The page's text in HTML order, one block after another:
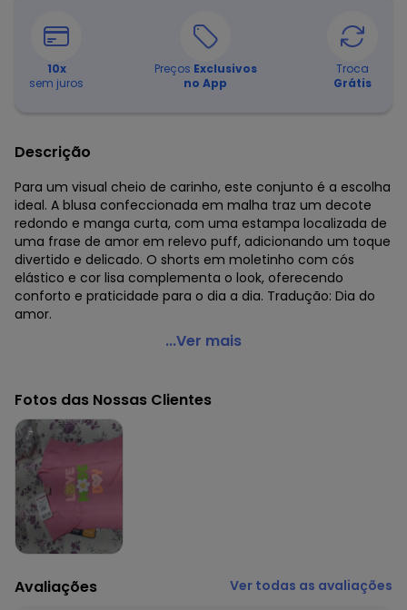
10x
sem juros
Preços Exclusivos
no App
Troca
Grátis
Descrição
Para um visual cheio de carinho, este conjunto é a escolha
ideal. A blusa confeccionada em malha traz um decote
redondo e manga curta, com uma estampa localizada de
uma frase de amor em relevo puff, adicionando um toque
divertido e delicado. O shorts em moletinho com cós
elástico e cor lisa complementa o look, oferecendo
conforto e praticidade para o dia a dia. Tradução: Dia do
amor.
Brandili - Conjunto Infantil com Estampa em Puff Rosa
Modelagem: Justa
Comprimento da Manga: Curta
Modelo da Manga: Copinho
Forro: Não
Decote Frente : Redondo
Decote Costas: Redondo
Fornecedor: BRANDILI TÊXTIL LTDA / CNPJ 84.229.889/0001-
73
Feito: Brasil
Cuidados para conservação do produto: Não usar
Tecido: Malha
...Ver mais
Fotos das Nossas Clientes
Avaliações Ver todas as avaliações